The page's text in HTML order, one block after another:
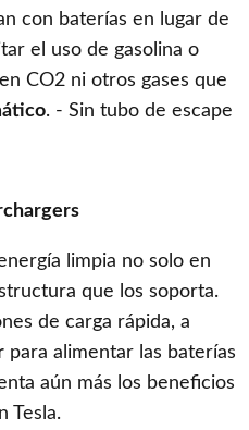
con baterías en lugar de
el uso de gasolina o
CO2 ni otros gases que
. - Sin tubo de escape
limpia no solo en
que los soporta.
de carga rápida, a
para alimentar las baterías
aún más los beneficios
Tesla.